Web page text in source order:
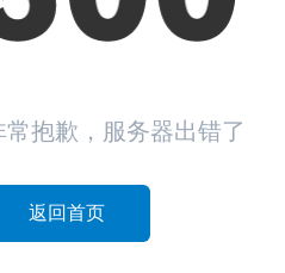
常抱歉，服务器出错了
返回首页